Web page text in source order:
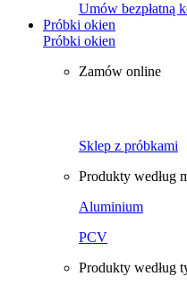
Umów bezpłatną
Próbki okien
Próbki okien
Zamów online
Sklep z próbkami
Produkty według
Aluminium
PCV
Produkty według